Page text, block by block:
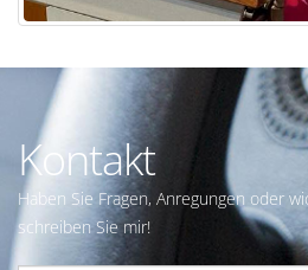
Kontakt
Haben Sie Fragen, Anregungen oder
schreiben Sie mir!